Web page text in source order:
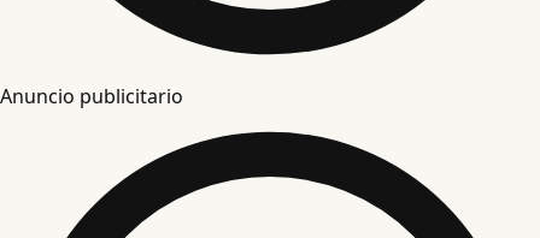
Anuncio publicitario